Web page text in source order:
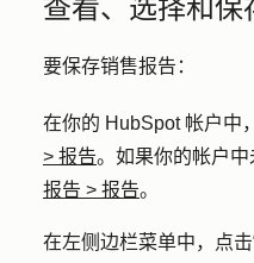
查看、选择和保
要保存销售报告：
在你的 HubSpot 帐户中
> 报告。如果你的帐户中
报告 > 报告。
在左侧边栏菜单中，点击